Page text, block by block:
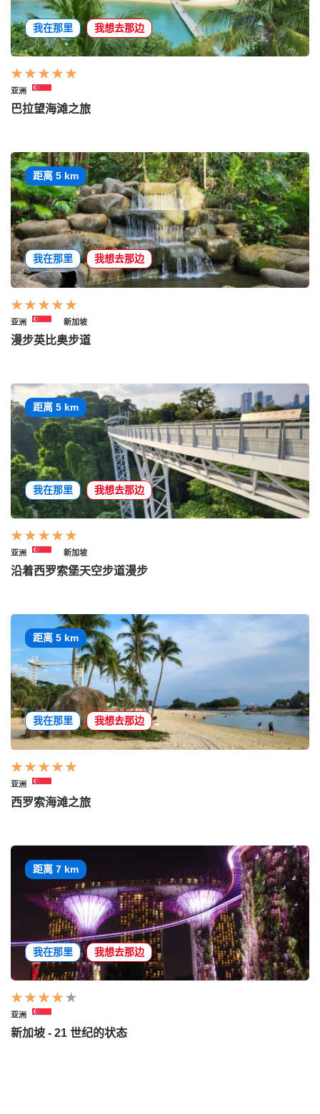
我在那里 我想去那边
亚洲
巴拉望海滩之旅
距离 5 km
我在那里 我想去那边
亚洲 新加坡
漫步英比奥步道
距离 5 km
我在那里 我想去那边
亚洲 新加坡
沿着西罗索堡天空步道漫步
距离 5 km
我在那里 我想去那边
亚洲
西罗索海滩之旅
距离 7 km
我在那里 我想去那边
亚洲
新加坡 - 21 世纪的状态